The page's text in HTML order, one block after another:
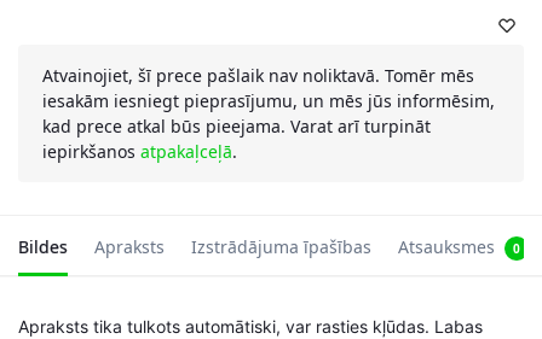
Atvainojiet, šī prece pašlaik nav noliktavā. Tomēr mēs
iesakām iesniegt pieprasījumu, un mēs jūs informēsim,
kad prece atkal būs pieejama. Varat arī turpināt
iepirkšanos atpakaļceļā.
Bildes Apraksts Izstrādājuma īpašības Atsauksmes 0
Apraksts tika tulkots automātiski, var rasties kļūdas. Labas